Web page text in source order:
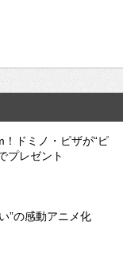
ドミノ・ピザが“ピ
プレゼント
”の感動アニメ化